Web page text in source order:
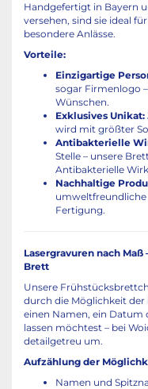
Handgefertigt in Bayern
versehen, sind sie ideal
besondere Anlässe.
Vorteile:
Einzigartige
sogar Firmenlogo
Wünschen.
Exklusives Unikat:
wird mit größter
Antibakterielle
Stelle – unsere
Antibakterielle
Nachhaltige
Fertigung.
Lasergravuren nach
Brett
Unsere
durch die Möglichkeit der
einen Namen, ein Datum
lassen möchtest – bei
detailgetreu um.
Aufzählung der
Namen und